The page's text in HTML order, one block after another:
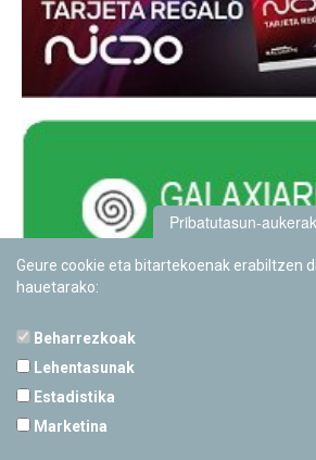
Pribatutasun-aukerak
Geure cookie eta bitartekoenak erabiltzen
hauetarako:
Beharrezkoak
Lehentasunak
Estadistika
Marketina